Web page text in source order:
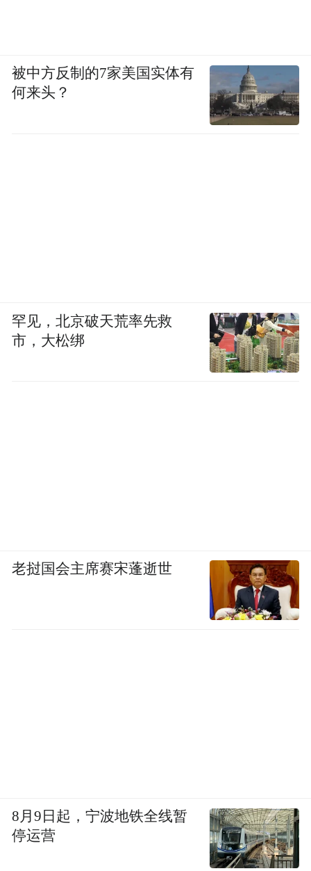
被中方反制的7家美国实体有
何来头？
罕见，北京破天荒率先救
市，大松绑
老挝国会主席赛宋蓬逝世
8月9日起，宁波地铁全线暂
停运营